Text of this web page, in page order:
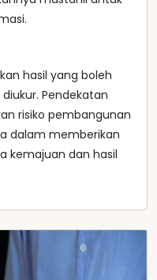
hasil yang boleh
Pendekatan
risiko pembangunan
dalam memberikan
kemajuan dan hasil